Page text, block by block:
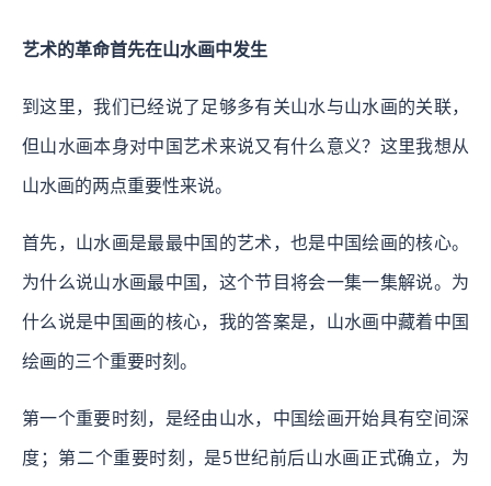
艺术的革命首先在山水画中发生
到这里，我们已经说了足够多有关山水与山水画的关联，
但山水画本身对中国艺术来说又有什么意义？这里我想从
山水画的两点重要性来说。
首先，山水画是最最中国的艺术，也是中国绘画的核心。
为什么说山水画最中国，这个节目将会一集一集解说。为
什么说是中国画的核心，我的答案是，山水画中藏着中国
绘画的三个重要时刻。
第一个重要时刻，是经由山水，中国绘画开始具有空间深
度；第二个重要时刻，是5世纪前后山水画正式确立，为